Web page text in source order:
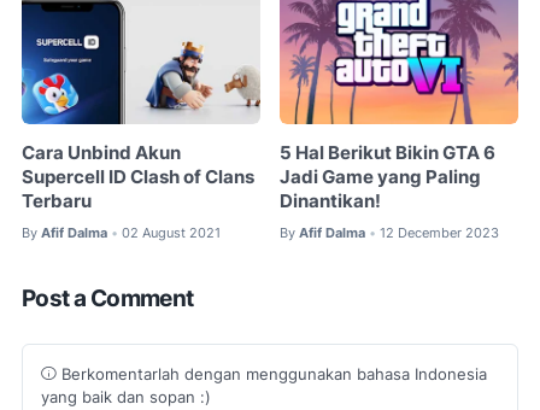
Cara Unbind Akun
Supercell ID Clash of Clans
Terbaru
By Afif Dalma • 02 August 2021
5 Hal Berikut Bikin GTA 6
Jadi Game yang Paling
Dinantikan!
By Afif Dalma • 12 December 2023
Post a Comment
Berkomentarlah dengan menggunakan bahasa Indonesia
yang baik dan sopan :)